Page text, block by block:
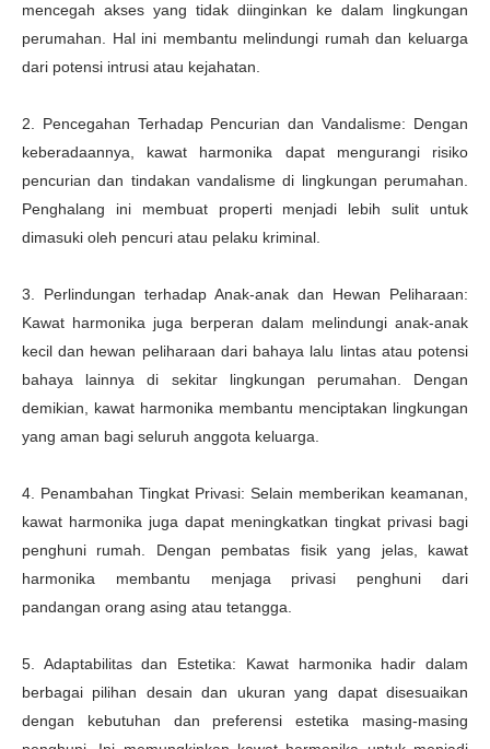
mencegah akses yang tidak diinginkan ke dalam lingkungan
perumahan. Hal ini membantu melindungi rumah dan keluarga
dari potensi intrusi atau kejahatan.
2. Pencegahan Terhadap Pencurian dan Vandalisme: Dengan
keberadaannya, kawat harmonika dapat mengurangi risiko
pencurian dan tindakan vandalisme di lingkungan perumahan.
Penghalang ini membuat properti menjadi lebih sulit untuk
dimasuki oleh pencuri atau pelaku kriminal.
3. Perlindungan terhadap Anak-anak dan Hewan Peliharaan:
Kawat harmonika juga berperan dalam melindungi anak-anak
kecil dan hewan peliharaan dari bahaya lalu lintas atau potensi
bahaya lainnya di sekitar lingkungan perumahan. Dengan
demikian, kawat harmonika membantu menciptakan lingkungan
yang aman bagi seluruh anggota keluarga.
4. Penambahan Tingkat Privasi: Selain memberikan keamanan,
kawat harmonika juga dapat meningkatkan tingkat privasi bagi
penghuni rumah. Dengan pembatas fisik yang jelas, kawat
harmonika membantu menjaga privasi penghuni dari
pandangan orang asing atau tetangga.
5. Adaptabilitas dan Estetika: Kawat harmonika hadir dalam
berbagai pilihan desain dan ukuran yang dapat disesuaikan
dengan kebutuhan dan preferensi estetika masing-masing